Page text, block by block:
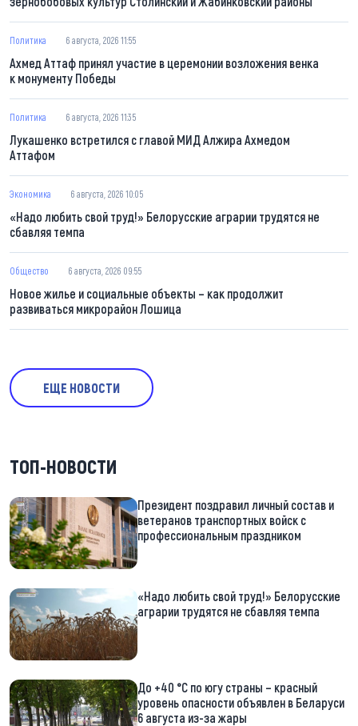
Политика 6 августа, 2026 11:55
Ахмед Аттаф принял участие в церемонии возложения венка
к монументу Победы
Политика 6 августа, 2026 11:35
Лукашенко встретился с главой МИД Алжира Ахмедом
Аттафом
Экономика 6 августа, 2026 10:05
«Надо любить свой труд!» Белорусские аграрии трудятся не
сбавляя темпа
Общество 6 августа, 2026 09:55
Новое жилье и социальные объекты – как продолжит
развиваться микрорайон Лошица
ЕЩЕ НОВОСТИ
ТОП-НОВОСТИ
Президент поздравил личный состав и
ветеранов транспортных войск с
профессиональным праздником
«Надо любить свой труд!» Белорусские
аграрии трудятся не сбавляя темпа
До +40 °С по югу страны – красный
уровень опасности объявлен в Беларуси
6 августа из-за жары